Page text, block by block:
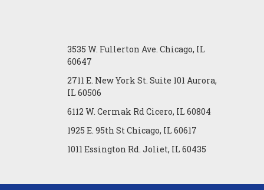
3535 W. Fullerton Ave. Chicago, IL
60647
2711 E. New York St. Suite 101 Aurora,
IL 60506
6112 W. Cermak Rd Cicero, IL 60804
1925 E. 95th St Chicago, IL 60617
1011 Essington Rd. Joliet, IL 60435